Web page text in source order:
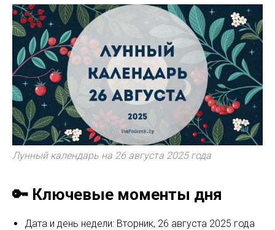
Лунный календарь на 26 августа 2025 года
🔑 Ключевые моменты дня
Дата и день недели: Вторник, 26 августа 2025 года